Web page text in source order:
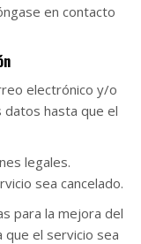
en contacto
electrónico y/o
hasta que el
legales.
sea cancelado.
para la mejora del
el servicio sea